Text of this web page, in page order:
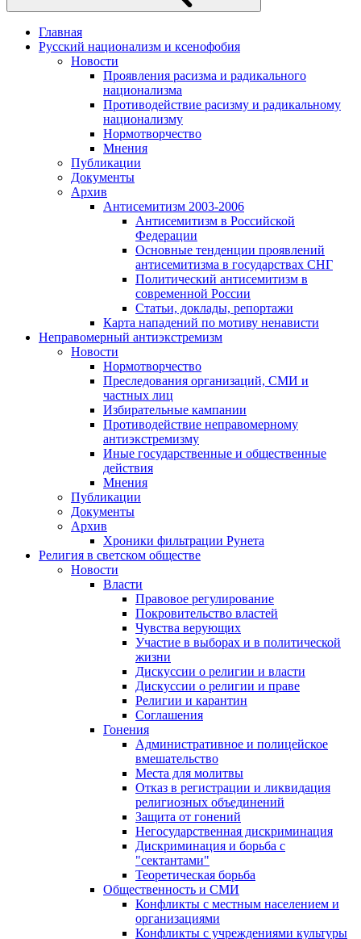
Главная
Русский национализм и ксенофобия
Новости
Проявления расизма и радикального
национализма
Противодействие расизму и радикальному
национализму
Нормотворчество
Мнения
Публикации
Документы
Архив
Антисемитизм 2003-2006
Антисемитизм в Российской
Федерации
Основные тенденции проявлений
антисемитизма в государствах СНГ
Политический антисемитизм в
современной России
Статьи, доклады, репортажи
Карта нападений по мотиву ненависти
Неправомерный антиэкстремизм
Новости
Нормотворчество
Преследования организаций, СМИ и
частных лиц
Избирательные кампании
Противодействие неправомерному
антиэкстремизму
Иные государственные и общественные
действия
Мнения
Публикации
Документы
Архив
Хроники фильтрации Рунета
Религия в светском обществе
Новости
Власти
Правовое регулирование
Покровительство властей
Чувства верующих
Участие в выборах и в политической
жизни
Дискуссии о религии и власти
Дискуссии о религии и праве
Религии и карантин
Соглашения
Гонения
Административное и полицейское
вмешательство
Места для молитвы
Отказ в регистрации и ликвидация
религиозных объединений
Защита от гонений
Негосударственная дискриминация
Дискриминация и борьба с
"сектантами"
Теоретическая борьба
Общественность и СМИ
Конфликты с местным населением и
организациями
Конфликты с учреждениями культуры